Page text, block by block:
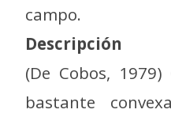
campo.
Descripción
(De Cobos,
bastante